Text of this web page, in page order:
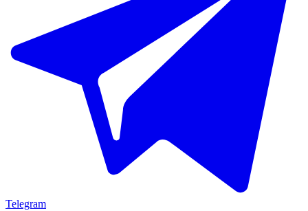
Telegram